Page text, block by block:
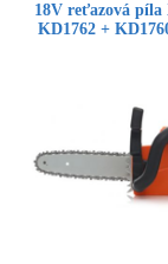
18V reťazová píla
KD1762 +